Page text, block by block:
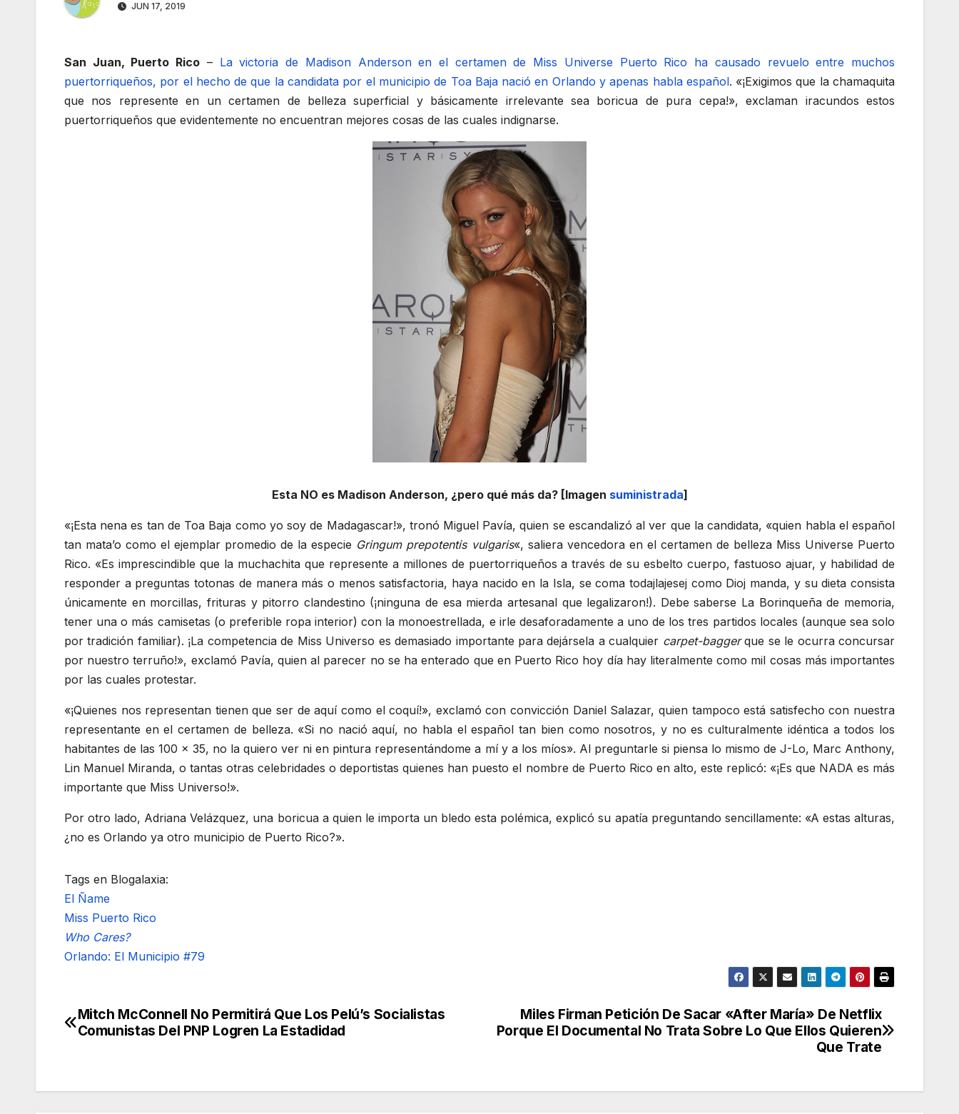
JUN 17, 2019
San Juan, Puerto Rico – La victoria de Madison Anderson en el certamen de Miss Universe Puerto Rico ha causado revuelo entre muchos
puertorriqueños, por el hecho de que la candidata por el municipio de Toa Baja nació en Orlando y apenas habla español. «¡Exigimos que la chamaquita
que nos represente en un certamen de belleza superficial y básicamente irrelevante sea boricua de pura cepa!», exclaman iracundos estos
puertorriqueños que evidentemente no encuentran mejores cosas de las cuales indignarse.
Esta NO es Madison Anderson, ¿pero qué más da? [Imagen suministrada]
«¡Esta nena es tan de Toa Baja como yo soy de Madagascar!», tronó Miguel Pavía, quien se escandalizó al ver que la candidata, «quien habla el español
tan mata’o como el ejemplar promedio de la especie Gringum prepotentis vulgaris«, saliera vencedora en el certamen de belleza Miss Universe Puerto
Rico. «Es imprescindible que la muchachita que represente a millones de puertorriqueños a través de su esbelto cuerpo, fastuoso ajuar, y habilidad de
responder a preguntas totonas de manera más o menos satisfactoria, haya nacido en la Isla, se coma todajlajesej como Dioj manda, y su dieta consista
únicamente en morcillas, frituras y pitorro clandestino (¡ninguna de esa mierda artesanal que legalizaron!). Debe saberse La Borinqueña de memoria,
tener una o más camisetas (o preferible ropa interior) con la monoestrellada, e irle desaforadamente a uno de los tres partidos locales (aunque sea solo
por tradición familiar). ¡La competencia de Miss Universo es demasiado importante para dejársela a cualquier carpet-baggerque se le ocurra concursar
por nuestro terruño!», exclamó Pavía, quien al parecer no se ha enterado que en Puerto Rico hoy día hay literalmente como mil cosas más importantes
por las cuales protestar.
«¡Quienes nos representan tienen que ser de aquí como el coquí!», exclamó con convicción Daniel Salazar, quien tampoco está satisfecho con nuestra
representante en el certamen de belleza. «Si no nació aquí, no habla el español tan bien como nosotros, y no es culturalmente idéntica a todos los
habitantes de las 100 x 35, no la quiero ver ni en pintura representándome a mí y a los míos». Al preguntarle si piensa lo mismo de J-Lo, Marc Anthony,
Lin Manuel Miranda, o tantas otras celebridades o deportistas quienes han puesto el nombre de Puerto Rico en alto, este replicó: «¡Es que NADA es más
importante que Miss Universo!».
Por otro lado, Adriana Velázquez, una boricua a quien le importa un bledo esta polémica, explicó su apatía preguntando sencillamente: «A estas alturas,
¿no es Orlando ya otro municipio de Puerto Rico?».
Tags en Blogalaxia:
El Ñame
Miss Puerto Rico
Who Cares?
Orlando: El Municipio #79
Navegación
Miles Firman Petición De Sacar «After María» De Netflix
Porque El Documental No Trata Sobre Lo Que Ellos Quieren
Que Trate
Mitch McConnell No Permitirá Que Los Pelú’s Socialistas
Comunistas Del PNP Logren La Estadidad